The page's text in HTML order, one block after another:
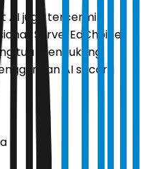
juga tercermin
Survei EdChoice
tua mendukung
AI secara